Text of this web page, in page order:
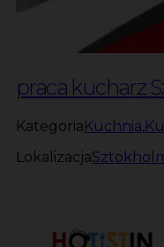
praca kucharz
Kategoria Kuchnia,
Lokalizacja